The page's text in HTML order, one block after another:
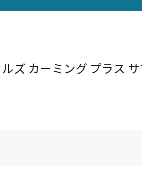
ズ カーミング プラス